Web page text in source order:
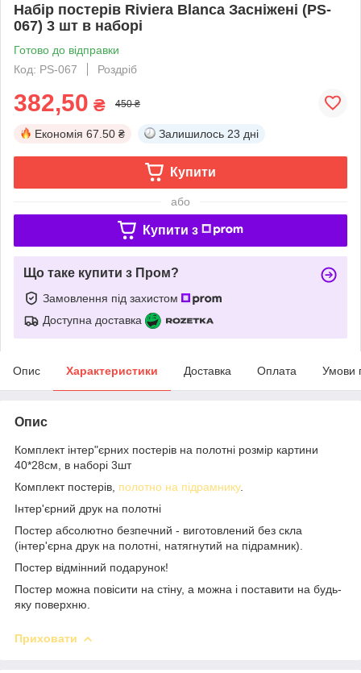
Набір постерів Riviera Blanca Засніжені (PS-
067) 3 шт в наборі
Готово до відправки
Код: PS-067
Роздріб
382,50 ₴ 450 ₴
Економія 67.50 ₴ Залишилось 23 дні
Купити
або
Купити з
Що таке купити з Пром?
Замовлення під захистом
Доступна доставка
Опис Характеристики Доставка Оплата Умови
Опис
Комплект інтер"єрних постерів на полотні розмір картини
40*28см, в наборі 3шт
Комплект постерів, полотно на підрамнику.
Інтер'єрний друк на полотні
Постер абсолютно безпечний - виготовлений без скла
(інтер'єрна друк на полотні, натягнутий на підрамник).
Постер відмінний подарунок!
Постер можна повісити на стіну, а можна і поставити на будь-
яку поверхню.
Приховати